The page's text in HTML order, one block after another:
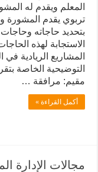
المعلم ويقدم له
تربوي يقدم المشورة
بتحديد حاجاته
الاستجابة لهذه
المشاريع الريادية
التوضيحية الخاصة
مقيم: مرافقة …
أكمل القراءة »
مجالات الإدارة